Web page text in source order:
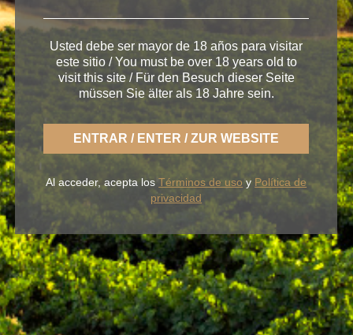
< Conservas Gourmet o cómo disfrutar de un picoteo
en casa
Con BLUME disfrutas la fresca naturaleza de un
Rueda ligero,desenfadado y siempre fiel a una
tierra fértil de sabor.
Usted debe ser mayor de 18 años para visitar
este sitio / You must be over 18 years old to
visit this site / Für den Besuch dieser Seite
müssen Sie älter als 18 Jahre sein.
ENTRAR / ENTER / ZUR WEBSITE
Al acceder, acepta losTérminos de uso y Política de
privacidad